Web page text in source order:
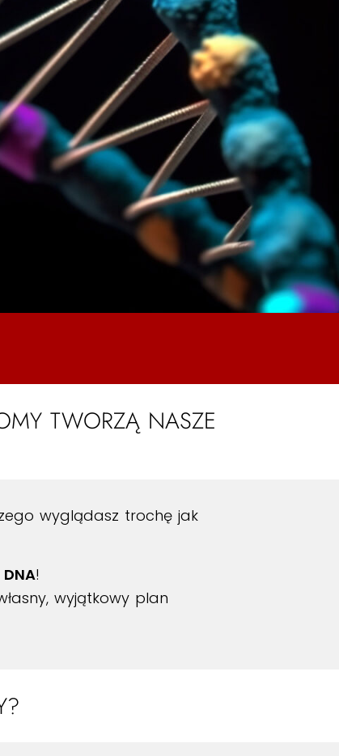
TWORZĄ NASZE
wyglądasz trochę jak
DNA!
wyjątkowy plan